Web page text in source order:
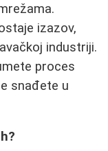
izazov,
industriji.
proces
snađete u